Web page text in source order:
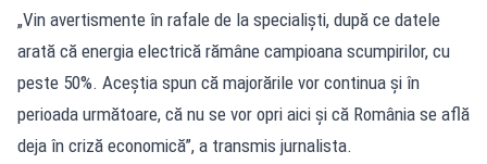
„Vin avertismente în rafale de la specialiști, după ce datele
arată că energia electrică rămâne campioana scumpirilor, cu
peste 50%. Aceștia spun că majorările vor continua și în
perioada următoare, că nu se vor opri aici și că România se află
deja în criză economică”, a transmis jurnalista.